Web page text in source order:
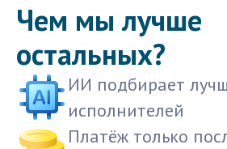
Чем мы лучше
остальных?
ИИ подбирает
исполнителей
Платёж только